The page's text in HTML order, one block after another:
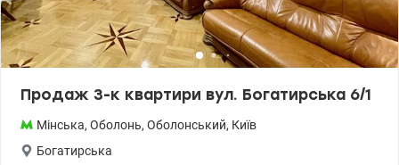
Продаж 3-к квартири вул. Богатирська 6/1
Мінська, Оболонь, Оболонський, Київ
Богатирська